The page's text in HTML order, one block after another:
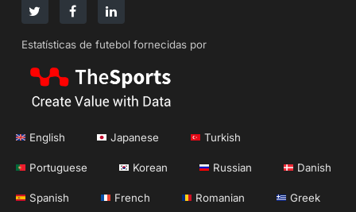
Estatísticas de futebol fornecidas por
English Japanese Turkish
Portuguese Korean Russian Danish
Spanish French Romanian Greek